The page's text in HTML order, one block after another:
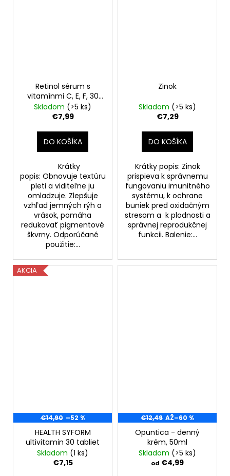
Retinol sérum s
vitamínmi C, E, F, 30
ml
Skladom (>5 ks)
€7,99
DO KOŠÍKA
Krátky
popis: Obnovuje textúru
pleti a viditeľne ju
omladzuje. Zlepšuje
vzhľad jemných rýh a
vrások, pomáha
redukovať pigmentové
škvrny. Odporúčané
použitie:...
Zinok
Skladom (>5 ks)
€7,29
DO KOŠÍKA
Krátky popis: Zinok
prispieva k správnemu
fungovaniu imunitného
systému, k ochrane
buniek pred oxidačným
stresom a k plodnosti a
správnej reprodukčnej
funkcii. Balenie:...
AKCIA
€14,90 –52 %
HEALTH SYFORM
ultivitamin 30 tabliet
Skladom (1 ks)
€7,15
€12,49 AŽ–60 %
Opuntica - denný
krém, 50ml
Skladom (>5 ks)
od €4,99